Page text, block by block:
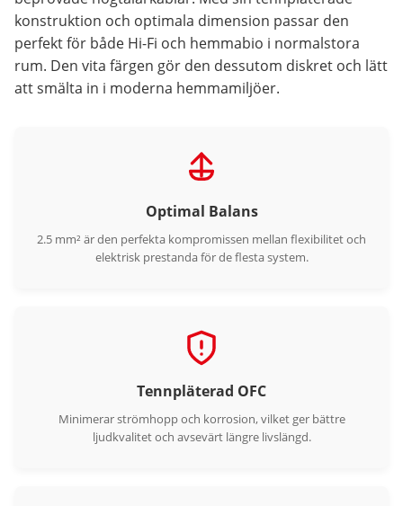
konstruktion och optimala dimension passar den
perfekt för både Hi-Fi och hemmabio i normalstora
rum. Den vita färgen gör den dessutom diskret och lätt
att smälta in i moderna hemmamiljöer.
Optimal Balans
2.5 mm² är den perfekta kompromissen mellan flexibilitet och
elektrisk prestanda för de flesta system.
Tennpläterad OFC
Minimerar strömhopp och korrosion, vilket ger bättre
ljudkvalitet och avsevärt längre livslängd.